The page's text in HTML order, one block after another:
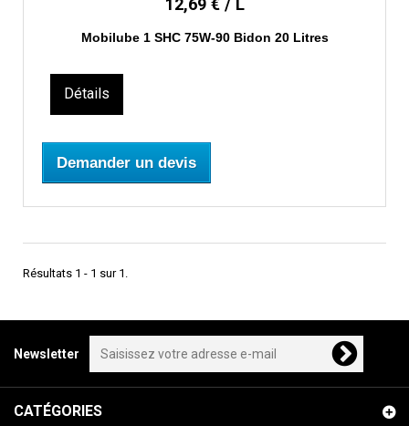
12,69 € / L
Mobilube 1 SHC 75W-90 Bidon 20 Litres
Détails
Demander un devis
Résultats 1 - 1 sur 1.
Newsletter
CATÉGORIES